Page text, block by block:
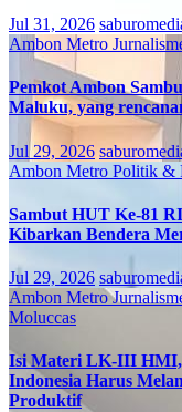
Jul 31, 2026
Ambon Metro
Pemkot Ambon
Maluku, yang
Jul 29, 2026
Ambon Metro Politik &
Sambut HUT Ke-81
Kibarkan Bendera
Jul 29, 2026
Ambon Metro
Moluccas
Isi Materi LK-III HMI,
Indonesia Harus
Produktif